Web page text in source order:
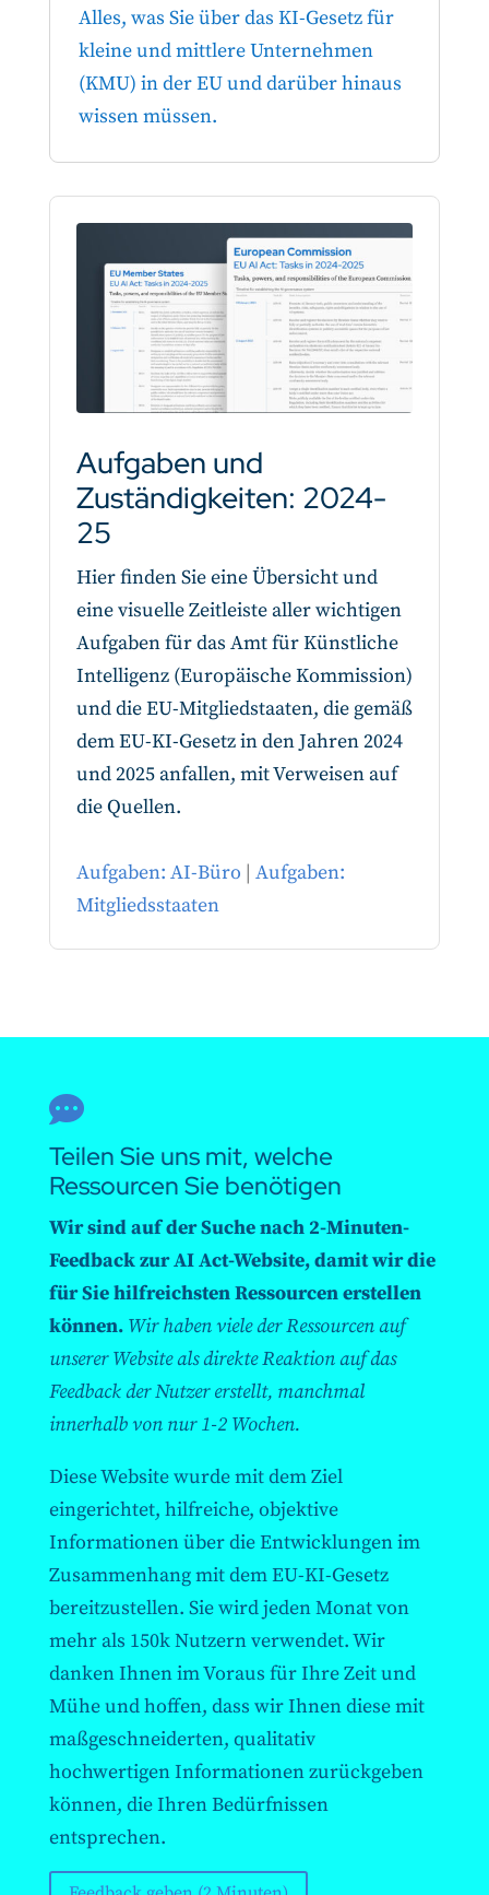
Alles, was Sie über das KI-Gesetz für
kleine und mittlere Unternehmen
(KMU) in der EU und darüber hinaus
wissen müssen.
Aufgaben und
Zuständigkeiten: 2024-
25
Hier finden Sie eine Übersicht und
eine visuelle Zeitleiste aller wichtigen
Aufgaben für das Amt für Künstliche
Intelligenz (Europäische Kommission)
und die EU-Mitgliedstaaten, die gemäß
dem EU-KI-Gesetz in den Jahren 2024
und 2025 anfallen, mit Verweisen auf
die Quellen.
Aufgaben: AI-Büro | Aufgaben:
Mitgliedsstaaten

Teilen Sie uns mit, welche
Ressourcen Sie benötigen
Wir sind auf der Suche nach 2-Minuten-
Feedback zur AI Act-Website, damit wir die
für Sie hilfreichsten Ressourcen erstellen
können. Wir haben viele der Ressourcen auf
unserer Website als direkte Reaktion auf das
Feedback der Nutzer erstellt, manchmal
innerhalb von nur 1-2 Wochen.
Diese Website wurde mit dem Ziel
eingerichtet, hilfreiche, objektive
Informationen über die Entwicklungen im
Zusammenhang mit dem EU-KI-Gesetz
bereitzustellen. Sie wird jeden Monat von
mehr als 150k Nutzern verwendet. Wir
danken Ihnen im Voraus für Ihre Zeit und
Mühe und hoffen, dass wir Ihnen diese mit
maßgeschneiderten, qualitativ
hochwertigen Informationen zurückgeben
können, die Ihren Bedürfnissen
entsprechen.